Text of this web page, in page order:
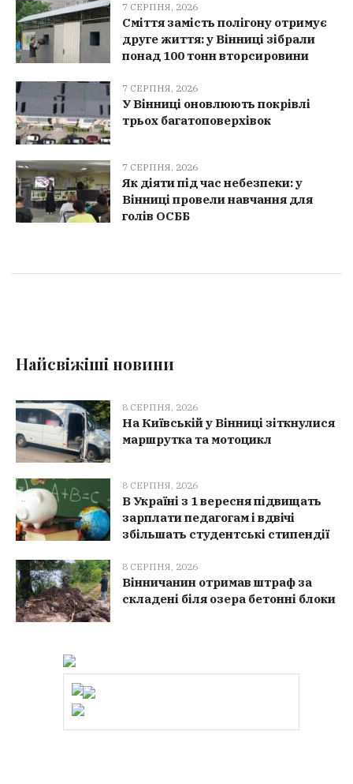
7 СЕРПНЯ, 2026
Сміття замість полігону отримує
друге життя: у Вінниці зібрали
понад 100 тонн вторсировини
7 СЕРПНЯ, 2026
У Вінниці оновлюють покрівлі
трьох багатоповерхівок
7 СЕРПНЯ, 2026
Як діяти під час небезпеки: у
Вінниці провели навчання для
голів ОСББ
Найсвіжіші новини
8 СЕРПНЯ, 2026
На Київській у Вінниці зіткнулися
маршрутка та мотоцикл
8 СЕРПНЯ, 2026
В Україні з 1 вересня підвищать
зарплати педагогам і вдвічі
збільшать студентські стипендії
8 СЕРПНЯ, 2026
Вінничанин отримав штраф за
складені біля озера бетонні блоки